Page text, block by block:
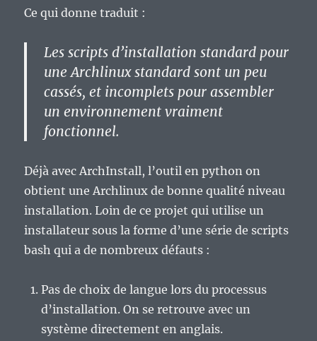
Ce qui donne traduit :
Les scripts d’installation standard pour
une Archlinux standard sont un peu
cassés, et incomplets pour assembler
un environnement vraiment
fonctionnel.
Déjà avec ArchInstall, l’outil en python on
obtient une Archlinux de bonne qualité niveau
installation. Loin de ce projet qui utilise un
installateur sous la forme d’une série de scripts
bash qui a de nombreux défauts :
Pas de choix de langue lors du processus
d’installation. On se retrouve avec un
système directement en anglais.